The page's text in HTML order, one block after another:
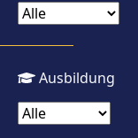
Ausbildung